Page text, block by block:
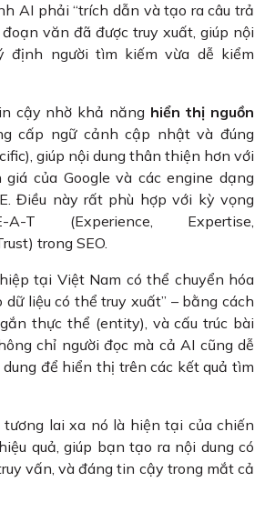
AI phải “trích dẫn và tạo ra câu trả
văn đã được truy xuất, giúp nội
định người tìm kiếm vừa dễ kiểm
cậy nhờ khả năng hiển thị nguồn
cấp ngữ cảnh cập nhật và đúng
giúp nội dung thân thiện hơn với
của Google và các engine dạng
Điều này rất phù hợp với kỳ vọng
(Experience, Expertise,
trong SEO.
tại Việt Nam có thể chuyển hóa
liệu có thể truy xuất” – bằng cách
thực thể (entity), và cấu trúc bài
chỉ người đọc mà cả AI cũng dễ
để hiển thị trên các kết quả tìm
lai xa nó là hiện tại của chiến
quả, giúp bạn tạo ra nội dung có
vấn, và đáng tin cậy trong mắt cả